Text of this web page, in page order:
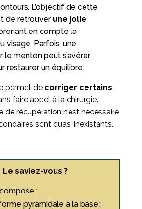
L’objectif de cette
de retrouver une jolie
en compte la
visage. Parfois, une
le menton peut s’avérer
restaurer un équilibre.
permet de corriger certains
faire appel à la chirurgie.
de récupération n’est nécessaire
sont quasi inexistants.
Le saviez-vous ?
:
pyramidale à la base ;